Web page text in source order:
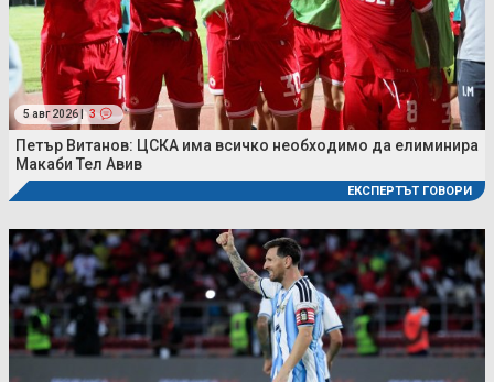
5 авг 2026 | 3
Петър Витанов: ЦСКА има всичко необходимо да елиминира
Макаби Тел Авив
ЕКСПЕРТЪТ ГОВОРИ